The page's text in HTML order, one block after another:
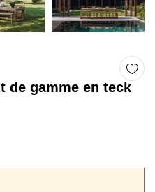
de gamme en teck